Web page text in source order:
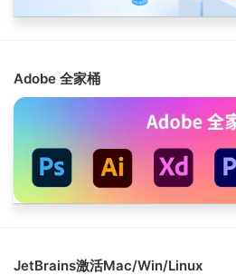
Adobe 全家桶
JetBrains激活Mac/Win/Linux